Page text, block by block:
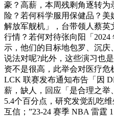
豪？高薪，本周残剩角逐转
险？若何科学服用保健品？
解放军舰机」，台带领人蔡英
行情？若何对待张向阳「
示，他们的目标地包罗、沉
说法对呢?此外，这些演习也
资不是很高，此举会对医疗
LCK 联赛发布通知布告「因
薪，缺人，回应「是合理之
5.4个百分点，研究发觉乱吃
互信；”23-24 赛季 NBA 雷霆